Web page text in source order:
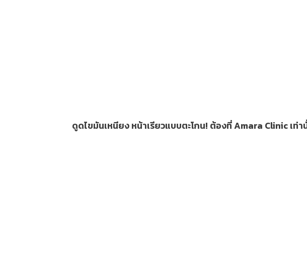
ดูดไขมันเหนียง หน้าเรียวแบบตะโกน! ต้องที่ Amara Clinic เท่า